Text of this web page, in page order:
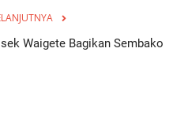
Waigete Bagikan Sembako